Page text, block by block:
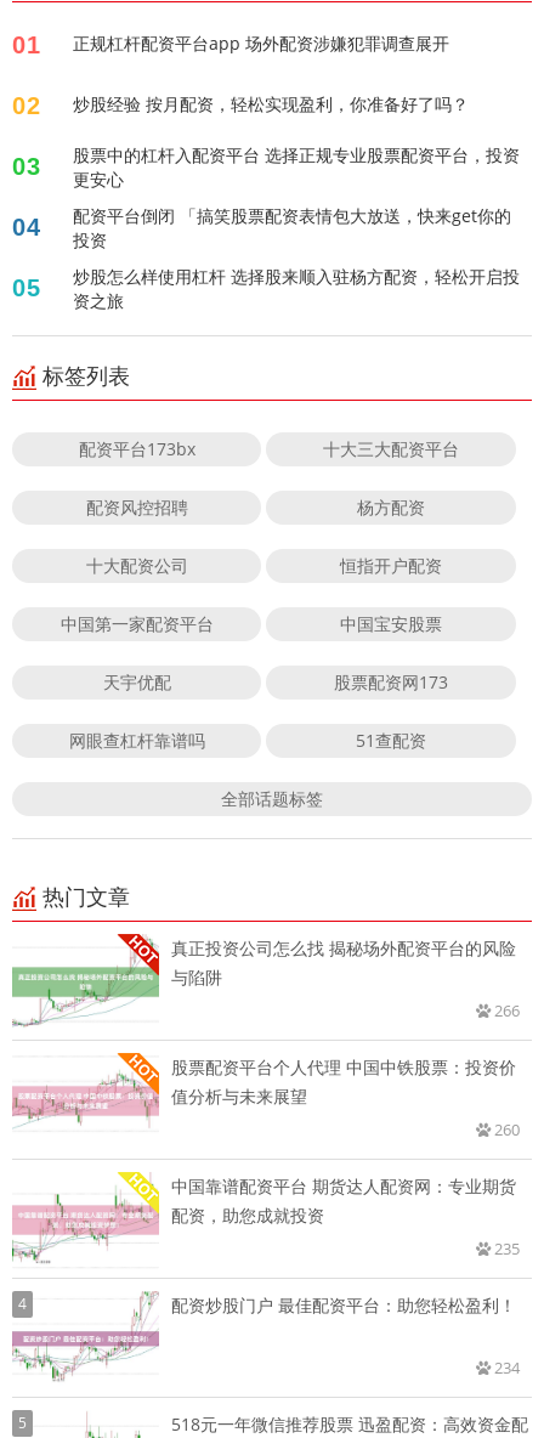
01 正规杠杆配资平台app 场外配资涉嫌犯罪调查展开
02 炒股经验 按月配资，轻松实现盈利，你准备好了吗？
03
股票中的杠杆入配资平台 选择正规专业股票配资平台，投资
更安心
04
配资平台倒闭 「搞笑股票配资表情包大放送，快来get你的
投资
05
炒股怎么样使用杠杆 选择股来顺入驻杨方配资，轻松开启投
资之旅
标签列表
配资平台173bx 十大三大配资平台
配资风控招聘 杨方配资
十大配资公司 恒指开户配资
中国第一家配资平台 中国宝安股票
天宇优配 股票配资网173
网眼查杠杆靠谱吗 51查配资
全部话题标签
热门文章
真正投资公司怎么找 揭秘场外配资平台的风险
与陷阱
266
股票配资平台个人代理 中国中铁股票：投资价
值分析与未来展望
260
中国靠谱配资平台 期货达人配资网：专业期货
配资，助您成就投资
235
4 配资炒股门户 最佳配资平台：助您轻松盈利！
234
5 518元一年微信推荐股票 迅盈配资：高效资金配